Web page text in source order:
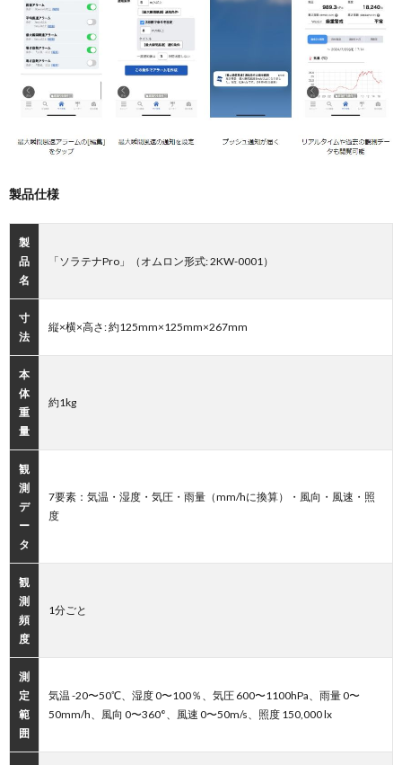
製品仕様
製
品
名
「ソラテナPro」（オムロン形式: 2KW-0001）
寸
法
縦×横×高さ: 約125mm×125mm×267mm
本
体
重
量
約1kg
観
測
デ
ー
タ
7要素：気温・湿度・気圧・雨量（mm/hに換算）・風向・風速・照
度
観
測
頻
度
1分ごと
測
定
範
囲
気温 -20〜50℃、湿度 0〜100％、気圧 600〜1100hPa、雨量 0〜
50mm/h、風向 0〜360°、風速 0〜50m/s、照度 150,000 lx